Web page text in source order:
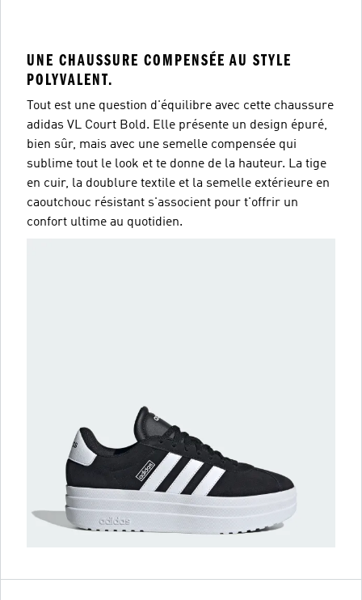
UNE CHAUSSURE COMPENSÉE AU STYLE
POLYVALENT.
Tout est une question d'équilibre avec cette chaussure
adidas VL Court Bold. Elle présente un design épuré,
bien sûr, mais avec une semelle compensée qui
sublime tout le look et te donne de la hauteur. La tige
en cuir, la doublure textile et la semelle extérieure en
caoutchouc résistant s'associent pour t'offrir un
confort ultime au quotidien.